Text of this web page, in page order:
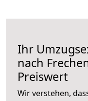
Ihr
nach
Preiswert
Wir verstehen,